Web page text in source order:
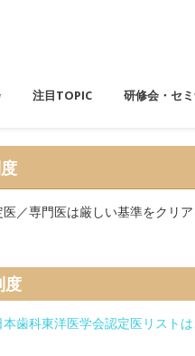
注目TOPIC 研修会・セ
／専門医は厳しい基準をクリ
度
歯科東洋医学会認定医リストは